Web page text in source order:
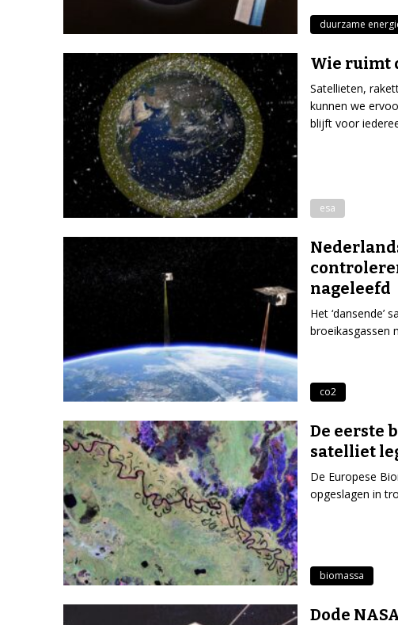
duurzame
Wie ruimt
Satellieten,
kunnen we
blijft voor
esa
nageleefd
Het ‘dansende’
broeikasgassen
co2
De eerste
satelliet
De Europese
opgeslagen in
biomassa
Dode